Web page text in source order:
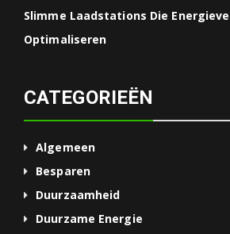
Slimme Laadstations Die
Optimaliseren
CATEGORIEËN
Algemeen
Besparen
Duurzaamheid
Duurzame Energie